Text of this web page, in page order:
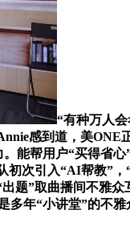
“有种万人
感到道，美
能帮用户“买得省
次引入“AI帮教”
题”取曲播间不雅
年“小讲堂”的不雅